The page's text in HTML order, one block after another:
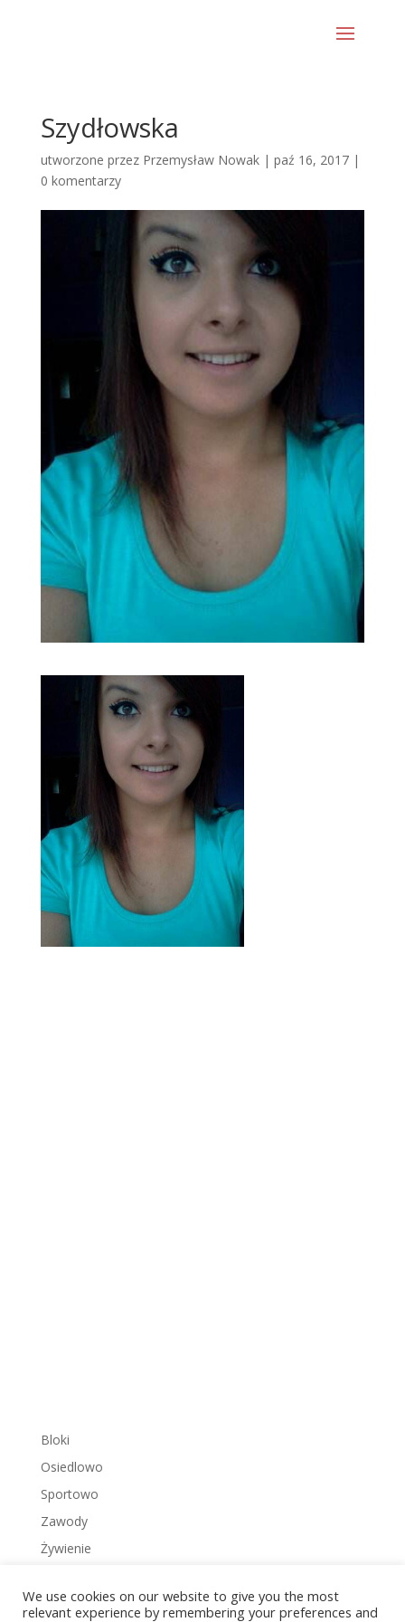
Szydłowska
utworzone przez Przemysław Nowak| paź 16, 2017|
0 komentarzy
Bloki
Osiedlowo
Sportowo
Zawody
Żywienie
We use cookies on our website to give you the most
relevant experience by remembering your preferences and